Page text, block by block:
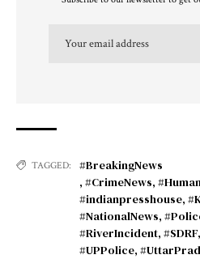
TAGGED:
#BreakingNews
, #CrimeNews,
#indianpresshouse,
#NationalNews,
#RiverIncident, #SDRF,
#UPPolice,